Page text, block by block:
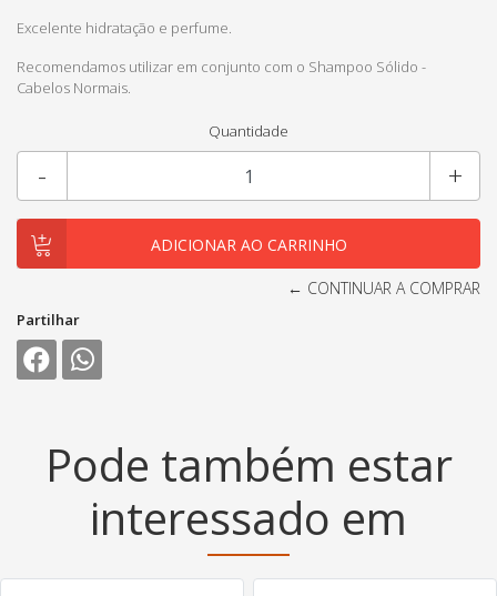
Excelente hidratação e perfume.
Recomendamos utilizar em conjunto com o Shampoo Sólido -
Cabelos Normais.
Quantidade
+
-
← CONTINUAR A COMPRAR
Partilhar
Pode também estar
interessado em